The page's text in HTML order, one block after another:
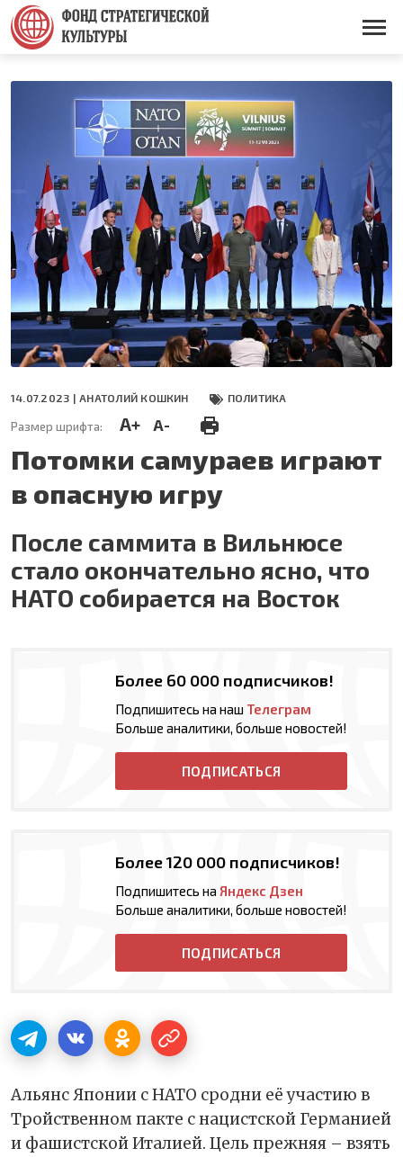
Перейти
основному
содержанию
Основная
14.07.2023 |АНАТОЛИЙ КОШКИН ПОЛИТИКА
Размер шрифта: A+ A-
Потомки самураев играют
в опасную игру
После саммита в Вильнюсе
стало окончательно ясно, что
НАТО собирается на Восток
Более 60 000 подписчиков!
Подпишитесь на наш Телеграм
Больше аналитики, больше новостей!
ПОДПИСАТЬСЯ
Более 120 000 подписчиков!
Подпишитесь на Яндекс Дзен
Больше аналитики, больше новостей!
ПОДПИСАТЬСЯ
Альянс Японии с НАТО сродни её участию в
Тройственном пакте с нацистской Германией
и фашистской Италией. Цель прежняя – взять